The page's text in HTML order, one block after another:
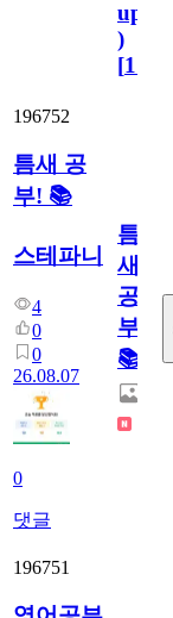
update
)
[110
196752
틈새 공
부! 📚
스테파니
4
0
0
26.08.07
0
댓글
틈
새
공
부!
📚
196751